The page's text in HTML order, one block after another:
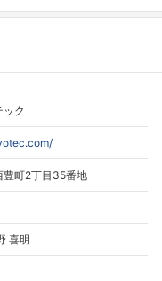
ク
豊町2丁目35番地
喜明